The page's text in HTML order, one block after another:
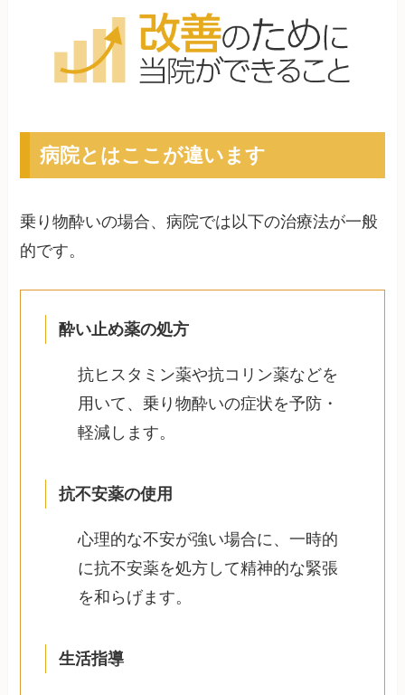
病院とはここが違います
乗り物酔いの場合、病院では以下の治療法が一般
的です。
酔い止め薬の処方
抗ヒスタミン薬や抗コリン薬などを
用いて、乗り物酔いの症状を予防・
軽減します。
抗不安薬の使用
心理的な不安が強い場合に、一時的
に抗不安薬を処方して精神的な緊張
を和らげます。
生活指導